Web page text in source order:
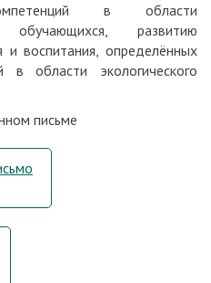
в области
развитию
и воспитания, определённых
в области экологического
письме